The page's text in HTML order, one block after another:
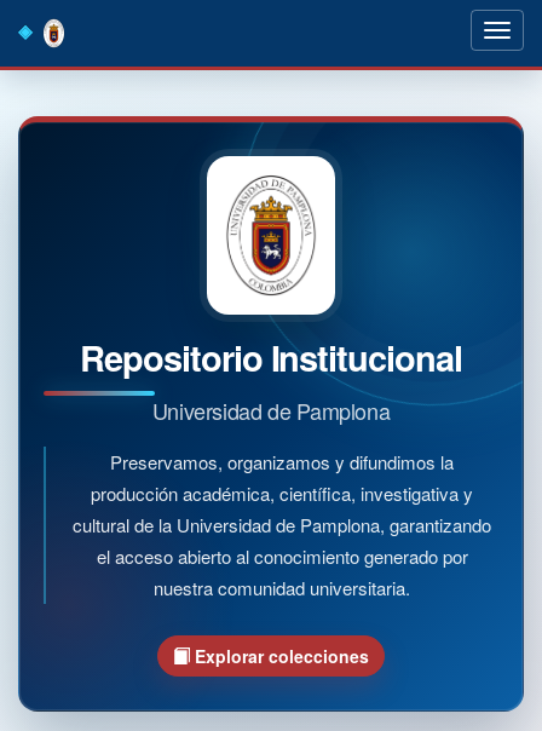
navigation
Repositorio Institucional
Universidad de Pamplona
Preservamos, organizamos y difundimos la
producción académica, científica, investigativa y
cultural de la Universidad de Pamplona, garantizando
el acceso abierto al conocimiento generado por
nuestra comunidad universitaria.
Explorar colecciones